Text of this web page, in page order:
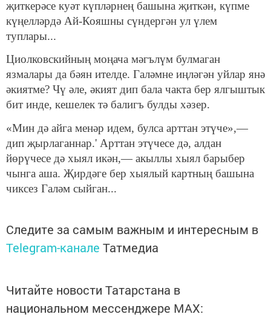
җиткерәсе куәт күпләрнең башына җиткән, күпме
күңелләрдә Ай-Кояшны сүндергән ул үлем
туплары...
Циолковскийның моңача мәгълүм булмаган
язмалары да бәян ителде. Галәмне иңләгән уйлар янә
әкиятме? Чү әле, әкият дип бала чакта бер ялгыштык
бит инде, кешелек тә балигъ булды хәзер.
«Мин дә айга менәр идем, булса арттан этүче»,—
дип җырлаганнар.' Арттан этүчесе дә, алдан
йөрүчесе дә хыял икән,— акыллы хыял барыбер
чынга аша. Җирдәге бер хы­ялый картның башына
чиксез Галәм сыйган...
Следите за самым важным и интересным в
Telegram-канале Татмедиа
Читайте новости Татарстана в
национальном мессенджере MАХ: